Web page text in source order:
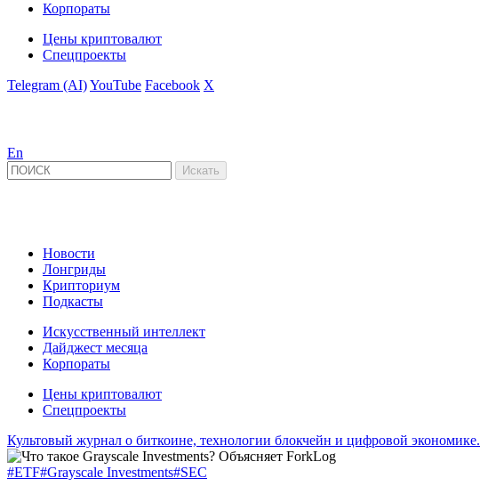
Корпораты
Цены криптовалют
Спецпроекты
Telegram (AI)YouTube Facebook X
En
Новости
Лонгриды
Крипториум
Подкасты
Искусственный интеллект
Дайджест месяца
Корпораты
Цены криптовалют
Спецпроекты
Культовый журнал о биткоине, технологии блокчейн и цифровой экономике.
#ETF#Grayscale Investments#SEC